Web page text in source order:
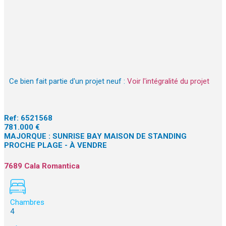
Ce bien fait partie d'un projet neuf : Voir l'intégralité du projet
Ref: 6521568
781.000 €
MAJORQUE : SUNRISE BAY MAISON DE STANDING
PROCHE PLAGE - À VENDRE
7689 Cala Romantica
Chambres
4